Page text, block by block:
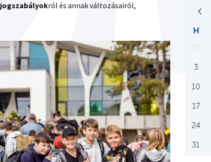
jogszabályokról és annak változásairól,
H
3
10
17
24
31